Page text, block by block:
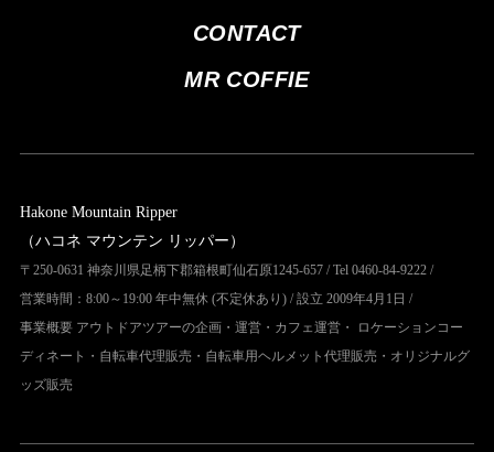
CONTACT
MR COFFIE
Hakone Mountain Ripper
（ハコネ マウンテン リッパー）
〒250-0631 神奈川県足柄下郡箱根町仙石原1245-657 / Tel 0460-84-9222 /
営業時間：8:00～19:00 年中無休 (不定休あり) / 設立 2009年4月1日 /
事業概要 アウトドアツアーの企画・運営・カフェ運営・ ロケーションコー
ディネート・自転車代理販売・自転車用ヘルメット代理販売・オリジナルグ
ッズ販売